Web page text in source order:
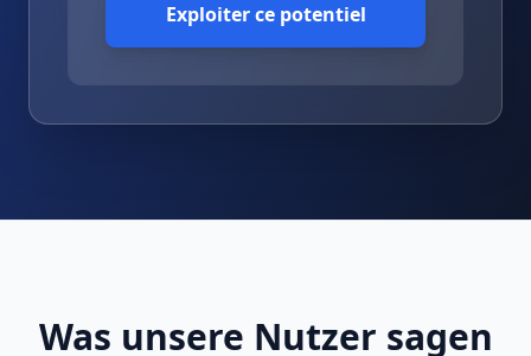
Exploiter ce potentiel
Was unsere Nutzer sagen